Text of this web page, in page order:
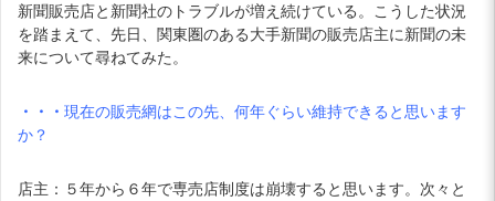
新聞販売店と新聞社のトラブルが増え続けている。こうした状況
を踏まえて、先日、関東圏のある大手新聞の販売店主に新聞の未
来について尋ねてみた。
・・・ 現在の販売網はこの先、何年ぐらい維持できると思います
か？
店主：５年から６年で専売店制度は崩壊すると思います。次々と